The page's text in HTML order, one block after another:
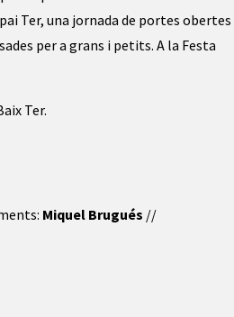
Ter, una jornada de portes obertes
per a grans i petits. A la Festa
Ter.
Miquel Brugués //